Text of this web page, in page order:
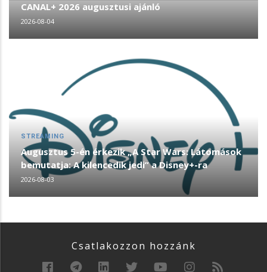
CANAL+ 2026 augusztusi ajánló
2026-08-04
STREAMING
Augusztus 5-én érkezik „A Star Wars: Látomások
bemutatja: A kilencedik jedi” a Disney+-ra
2026-08-03
Csatlakozzon hozzánk